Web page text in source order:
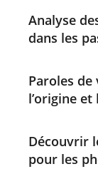
Analyse
dans les
Paroles
l’origine et
Découvrir
pour les